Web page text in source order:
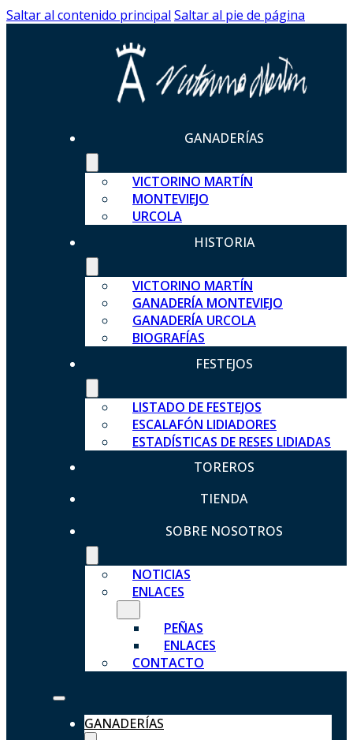
Saltar al contenido principal Saltar al pie de página
GANADERÍAS
VICTORINO MARTÍN
MONTEVIEJO
URCOLA
HISTORIA
VICTORINO MARTÍN
GANADERÍA MONTEVIEJO
GANADERÍA URCOLA
BIOGRAFÍAS
FESTEJOS
LISTADO DE FESTEJOS
ESCALAFÓN LIDIADORES
ESTADÍSTICAS DE RESES LIDIADAS
TOREROS
TIENDA
SOBRE NOSOTROS
NOTICIAS
ENLACES
PEÑAS
ENLACES
CONTACTO
GANADERÍAS